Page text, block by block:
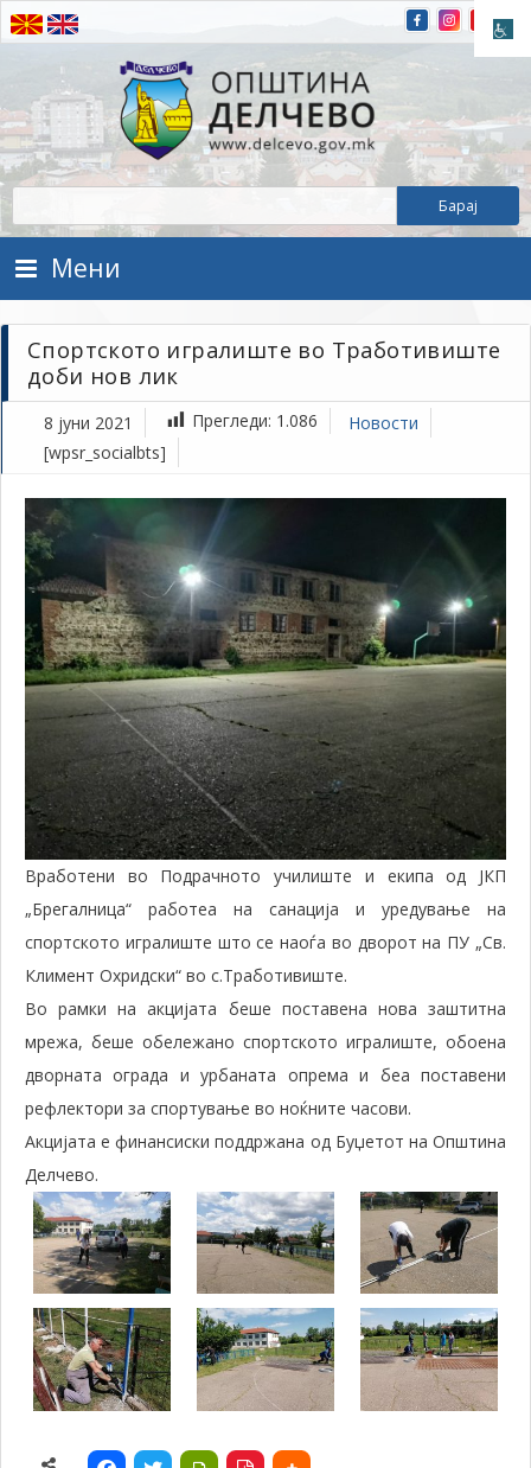
Прескокнете на содржината
Општина Делчево
Општина Делчево
Мени
Спортското игралиште во Тработивиште
доби нов лик
8 јуни 2021 Прегледи: 1.086
Новости
[wpsr_socialbts]
Вработени во Подрачното училиште и екипа од ЈКП
„Брегалница“ работеа на санација и уредување на
спортското игралиште што се наоѓа во дворот на ПУ „Св.
Климент Охридски“ во с.Тработивиште.
Во рамки на акцијата беше поставена нова заштитна
мрежа, беше обележано спортското игралиште, обоена
дворната ограда и урбаната опрема и беа поставени
рефлектори за спортување во ноќните часови.
Акцијата е финансиски поддржана од Буџетот на Општина
Делчево.